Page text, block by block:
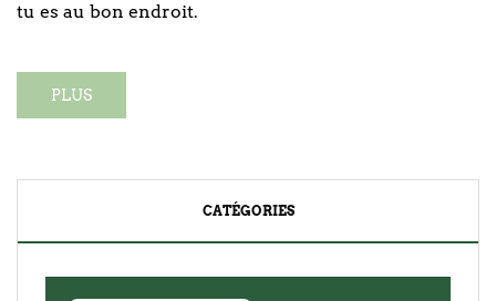
tu es au bon endroit.
PLUS
CATÉGORIES